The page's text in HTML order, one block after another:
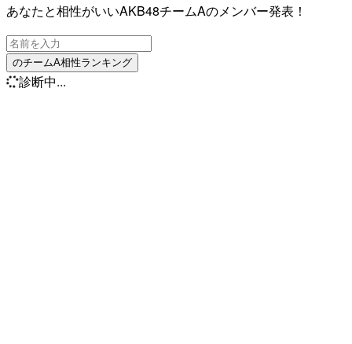
あなたと相性がいいAKB48チームAのメンバー発表！
のチームA相性ランキング
診断中...